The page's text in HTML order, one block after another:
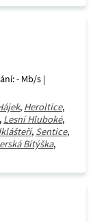
- Mb/s |
, Heroltice,
, Lesní Hluboké,
, Sentice,
Bítýška,